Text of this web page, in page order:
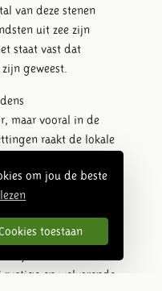
om jou de beste
toestaan
van deze stenen
uit zee zijn
staat vast dat
geweest.
maar vooral in de
raakt de lokale
en wonen in huizen
architectuur. Ook
bezetters hebben hen
is een fictief
rustige en welvarende